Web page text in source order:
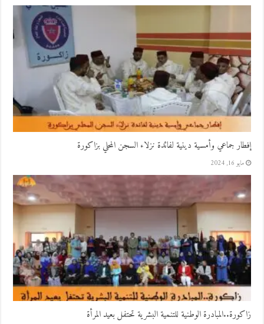
إفطار جماعي وأمسية دينية لفائدة نزلاء السجن المحلي بزاكورة
مايو 16, 2024
زاكورة..المبادرة الوطنية للتنمية البشرية تحتفل بعيد المرأة